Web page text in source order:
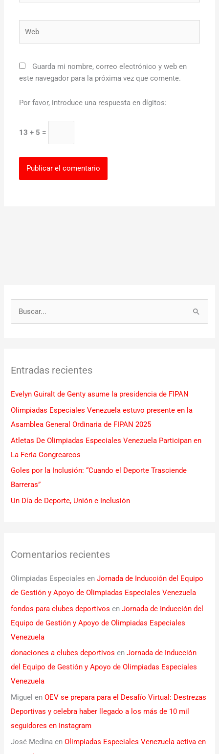
Guarda mi nombre, correo electrónico y web en
este navegador para la próxima vez que comente.
Por favor, introduce una respuesta en dígitos:
13 + 5 =
a
p
o
r
:
Entradas recientes
Evelyn Guiralt de Genty asume la presidencia de FIPAN
Olimpiadas Especiales Venezuela estuvo presente en la
Asamblea General Ordinaria de FIPAN 2025
Atletas De Olimpiadas Especiales Venezuela Participan en
La Feria Congrearcos
Goles por la Inclusión: “Cuando el Deporte Trasciende
Barreras”
Un Día de Deporte, Unión e Inclusión
Comentarios recientes
Olimpiadas Especiales enJornada de Inducción del Equipo
de Gestión y Apoyo de Olimpiadas Especiales Venezuela
fondos para clubes deportivos enJornada de Inducción del
Equipo de Gestión y Apoyo de Olimpiadas Especiales
Venezuela
donaciones a clubes deportivos enJornada de Inducción
del Equipo de Gestión y Apoyo de Olimpiadas Especiales
Venezuela
Miguel enOEV se prepara para el Desafío Virtual: Destrezas
Deportivas y celebra haber llegado a los más de 10 mil
seguidores en Instagram
José Medina enOlimpiadas Especiales Venezuela activa en